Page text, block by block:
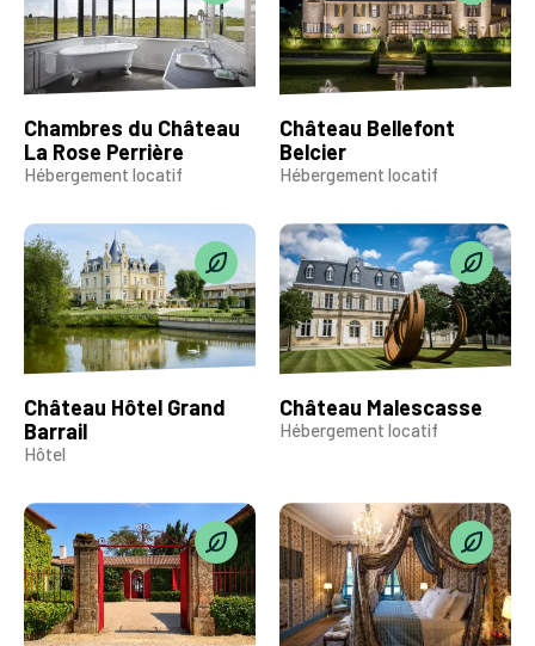
Chambres du Château
La Rose Perrière
Hébergement locatif
Château Bellefont
Belcier
Hébergement locatif
Château Hôtel Grand
Barrail
Hôtel
Château Malescasse
Hébergement locatif